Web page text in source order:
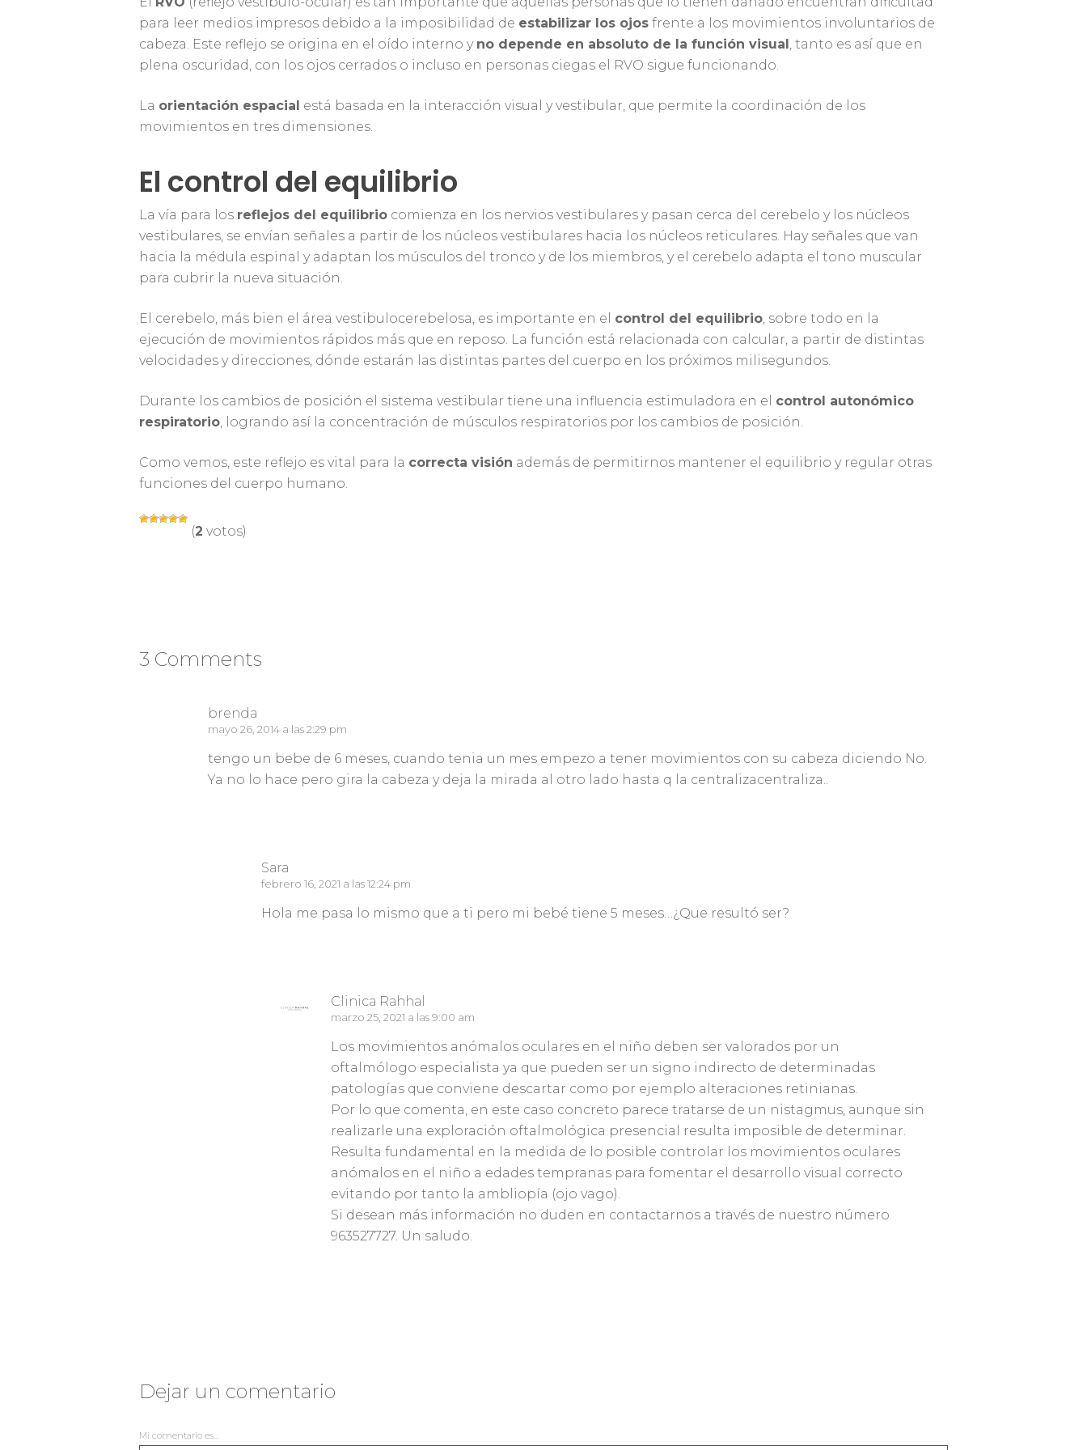
para leer medios impresos debido a la imposibilidad de estabilizar los ojos frente a los movimientos involuntarios de
cabeza. Este reflejo se origina en el oído interno y no depende en absoluto de la función visual, tanto es así que en
plena oscuridad, con los ojos cerrados o incluso en personas ciegas el RVO sigue funcionando.
La orientación espacial está basada en la interacción visual y vestibular, que permite la coordinación de los
movimientos en tres dimensiones.
El control del equilibrio
La vía para los reflejos del equilibrio comienza en los nervios vestibulares y pasan cerca del cerebelo y los núcleos
vestibulares, se envían señales a partir de los núcleos vestibulares hacia los núcleos reticulares. Hay señales que van
hacia la médula espinal y adaptan los músculos del tronco y de los miembros, y el cerebelo adapta el tono muscular
para cubrir la nueva situación.
El cerebelo, más bien el área vestibulocerebelosa, es importante en el control del equilibrio, sobre todo en la
ejecución de movimientos rápidos más que en reposo. La función está relacionada con calcular, a partir de distintas
velocidades y direcciones, dónde estarán las distintas partes del cuerpo en los próximos milisegundos.
Durante los cambios de posición el sistema vestibular tiene una influencia estimuladora en el control autonómico
respiratorio, logrando así la concentración de músculos respiratorios por los cambios de posición.
Como vemos, este reflejo es vital para la correcta visión además de permitirnos mantener el equilibrio y regular otras
funciones del cuerpo humano.
(2 votos)
3 Comments
brenda
mayo 26, 2014 a las 2:29 pm
tengo un bebe de 6 meses, cuando tenia un mes empezo a tener movimientos con su cabeza diciendo No.
Ya no lo hace pero gira la cabeza y deja la mirada al otro lado hasta q la centralizacentraliza..
Sara
febrero 16, 2021 a las 12:24 pm
Hola me pasa lo mismo que a ti pero mi bebé tiene 5 meses…¿Que resultó ser?
Clinica Rahhal
marzo 25, 2021 a las 9:00 am
Los movimientos anómalos oculares en el niño deben ser valorados por un
oftalmólogo especialista ya que pueden ser un signo indirecto de determinadas
patologías que conviene descartar como por ejemplo alteraciones retinianas.
Por lo que comenta, en este caso concreto parece tratarse de un nistagmus, aunque sin
realizarle una exploración oftalmológica presencial resulta imposible de determinar.
Resulta fundamental en la medida de lo posible controlar los movimientos oculares
anómalos en el niño a edades tempranas para fomentar el desarrollo visual correcto
evitando por tanto la ambliopía (ojo vago).
Si desean más información no duden en contactarnos a través de nuestro número
963527727. Un saludo.
Dejar un comentario
Mi comentario es...